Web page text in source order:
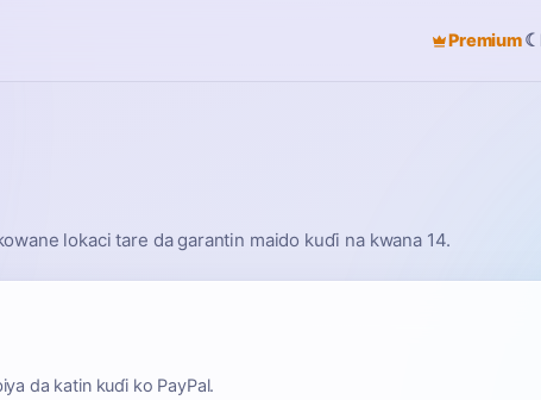
Premium☾
lokaci tare da garantin maido kuɗi na kwana 14.
da katin kuɗi ko PayPal.